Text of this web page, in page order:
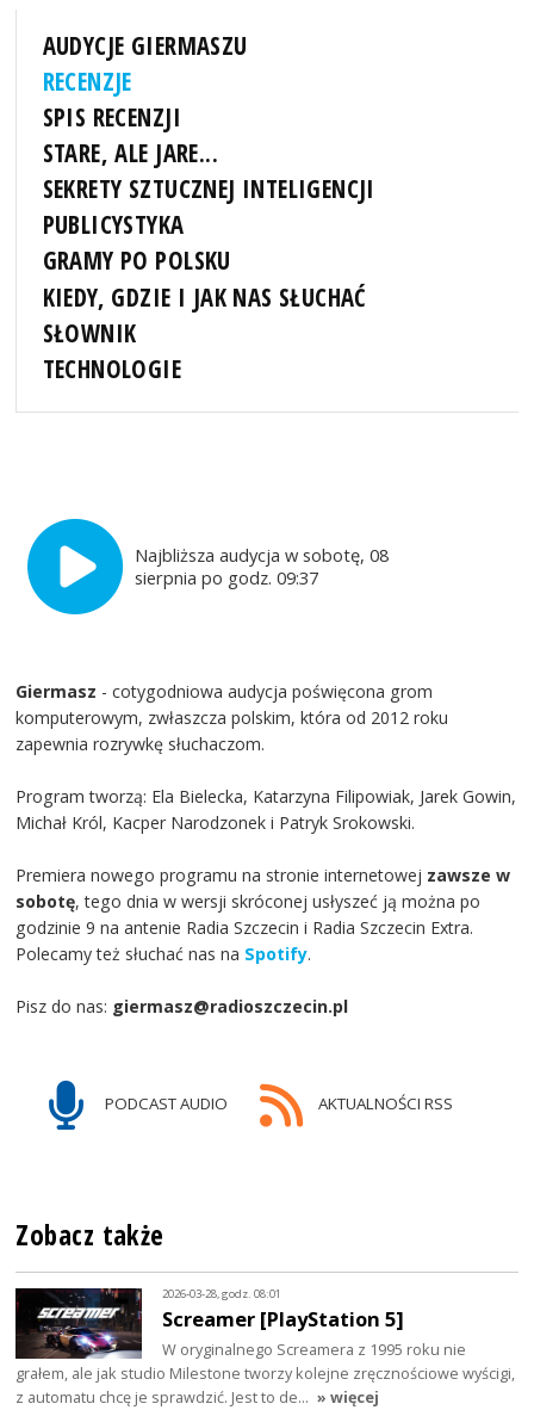
AUDYCJE GIERMASZU
RECENZJE
SPIS RECENZJI
STARE, ALE JARE...
SEKRETY SZTUCZNEJ INTELIGENCJI
PUBLICYSTYKA
GRAMY PO POLSKU
KIEDY, GDZIE I JAK NAS SŁUCHAĆ
SŁOWNIK
TECHNOLOGIE
Najbliższa audycja w sobotę, 08
sierpnia po godz. 09:37
Giermasz - cotygodniowa audycja poświęcona grom
komputerowym, zwłaszcza polskim, która od 2012 roku
zapewnia rozrywkę słuchaczom.
Program tworzą: Ela Bielecka, Katarzyna Filipowiak, Jarek Gowin,
Michał Król, Kacper Narodzonek i Patryk Srokowski.
Premiera nowego programu na stronie internetowej zawsze w
sobotę, tego dnia w wersji skróconej usłyszeć ją można po
godzinie 9 na antenie Radia Szczecin i Radia Szczecin Extra.
Polecamy też słuchać nas na Spotify.
Pisz do nas: giermasz@radioszczecin.pl
PODCAST AUDIO AKTUALNOŚCI RSS
Zobacz także
2026-03-28, godz. 08:01
Screamer [PlayStation 5]
W oryginalnego Screamera z 1995 roku nie
grałem, ale jak studio Milestone tworzy kolejne zręcznościowe wyścigi,
z automatu chcę je sprawdzić. Jest to de… » więcej